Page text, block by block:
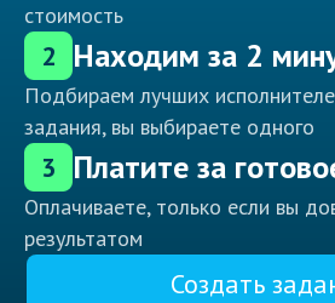
стоимость
2 Находим за 2
Подбираем лучших
задания, вы выбираете одного
3 Платите за
Оплачиваете, только если вы
результатом
Создать